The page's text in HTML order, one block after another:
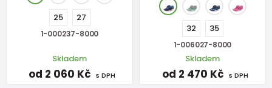
25 27
1-000237-8000
Skladem
od 2 060 Kč s DPH
32 35
1-006027-8000
Skladem
od 2 470 Kč s DPH